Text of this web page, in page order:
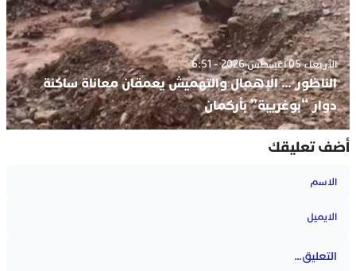
الأربعاء 05 أغسطس 2026 - 6:51
الناظور … الإهمال والتهميش يعمقان معاناة ساكنة
دوار “بوغريبة” بأركمان
أضف تعليقك